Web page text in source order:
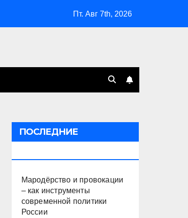
Мародёрство и провокации – как инструменты
Пт. Авг 7th, 2026
ПОСЛЕДНИЕ
Мародёрство и провокации
– как инструменты
современной политики
России